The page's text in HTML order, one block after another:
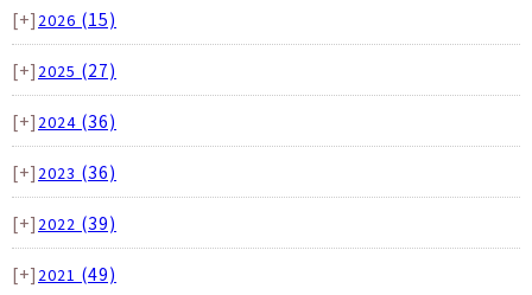
[+] 2026 (15)
[+] 2025 (27)
[+] 2024 (36)
[+] 2023 (36)
[+] 2022 (39)
[+] 2021 (49)